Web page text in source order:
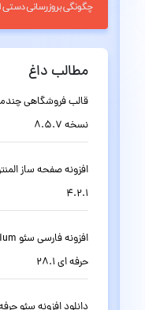
مطالب داغ
نسخه 8.5.7
4.2.1
حرفه ای 28.1